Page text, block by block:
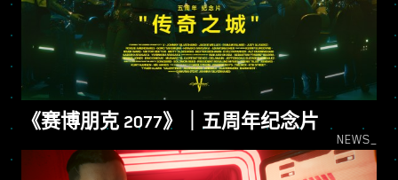
《赛博朋克 2077》｜五周年纪念片
NEWS_